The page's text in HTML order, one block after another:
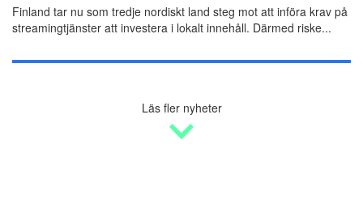
Finland tar nu som tredje nordiskt land steg mot att införa krav på
streamingtjänster att investera i lokalt innehåll. Därmed riske...
Läs fler nyheter